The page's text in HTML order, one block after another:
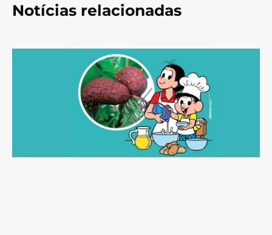
Notícias relacionadas